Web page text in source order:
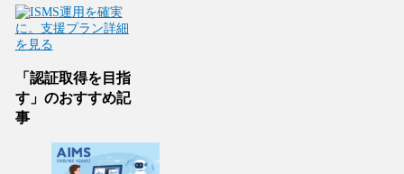
「認証取得を目指
す」のおすすめ記
事